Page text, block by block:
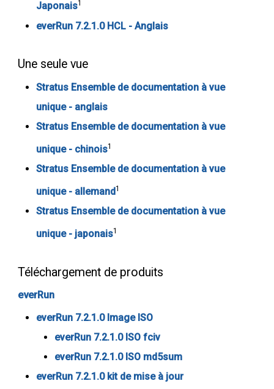
Japonais1
everRun 7.2.1.0 HCL - Anglais
Une seule vue
Stratus Ensemble de documentation à vue
unique - anglais
Stratus Ensemble de documentation à vue
unique - chinois1
Stratus Ensemble de documentation à vue
unique - allemand 1
Stratus Ensemble de documentation à vue
unique - japonais1
Téléchargement de produits
everRun
everRun 7.2.1.0 Image ISO
everRun 7.2.1.0 ISO fciv
everRun 7.2.1.0 ISO md5sum
everRun 7.2.1.0 kit de mise à jour